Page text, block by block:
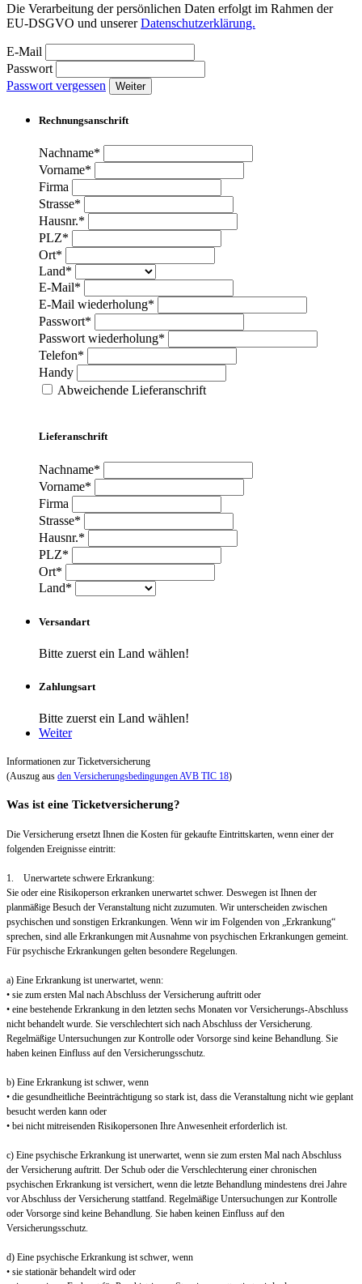
Die Verarbeitung der persönlichen Daten erfolgt im Rahmen der
EU-DSGVO und unsererDatenschutzerklärung.
E-Mail
Passwort
Passwort vergessen
Weiter
Rechnungsanschrift
Nachname*
Vorname*
Firma
Strasse*
Hausnr.*
PLZ*
Ort*
Land*
E-Mail*
E-Mail wiederholung*
Passwort*
Passwort wiederholung*
Telefon*
Handy
Abweichende Lieferanschrift
Lieferanschrift
Nachname*
Vorname*
Firma
Strasse*
Hausnr.*
PLZ*
Ort*
Land*
Versandart
Bitte zuerst ein Land wählen!
Zahlungsart
Bitte zuerst ein Land wählen!
Weiter
Informationen zur Ticketversicherung
(Auszug aus den Versicherungsbedingungen AVB TIC 18)
Was ist eine Ticketversicherung?
Die Versicherung ersetzt Ihnen die Kosten für gekaufte Eintrittskarten, wenn einer der
folgenden Ereignisse eintritt:
1. Unerwartete schwere Erkrankung:
Sie oder eine Risikoperson erkranken unerwartet schwer. Deswegen ist Ihnen der
planmäßige Besuch der Veranstaltung nicht zuzumuten. Wir unterscheiden zwischen
psychischen und sonstigen Erkrankungen. Wenn wir im Folgenden von „Erkrankung“
sprechen, sind alle Erkrankungen mit Ausnahme von psychischen Erkrankungen gemeint.
Für psychische Erkrankungen gelten besondere Regelungen.
a) Eine Erkrankung ist unerwartet, wenn:
• sie zum ersten Mal nach Abschluss der Versicherung auftritt oder
• eine bestehende Erkrankung in den letzten sechs Monaten vor Versicherungs-Abschluss
nicht behandelt wurde. Sie verschlechtert sich nach Abschluss der Versicherung.
Regelmäßige Untersuchungen zur Kontrolle oder Vorsorge sind keine Behandlung. Sie
haben keinen Einfluss auf den Versicherungsschutz.
b) Eine Erkrankung ist schwer, wenn
• die gesundheitliche Beeinträchtigung so stark ist, dass die Veranstaltung nicht wie geplant
besucht werden kann oder
• bei nicht mitreisenden Risikopersonen Ihre Anwesenheit erforderlich ist.
c) Eine psychische Erkrankung ist unerwartet, wenn sie zum ersten Mal nach Abschluss
der Versicherung auftritt. Der Schub oder die Verschlechterung einer chronischen
psychischen Erkrankung ist versichert, wenn die letzte Behandlung mindestens drei Jahre
vor Abschluss der Versicherung stattfand. Regelmäßige Untersuchungen zur Kontrolle
oder Vorsorge sind keine Behandlung. Sie haben keinen Einfluss auf den
Versicherungsschutz.
d) Eine psychische Erkrankung ist schwer, wenn
• sie stationär behandelt wird oder